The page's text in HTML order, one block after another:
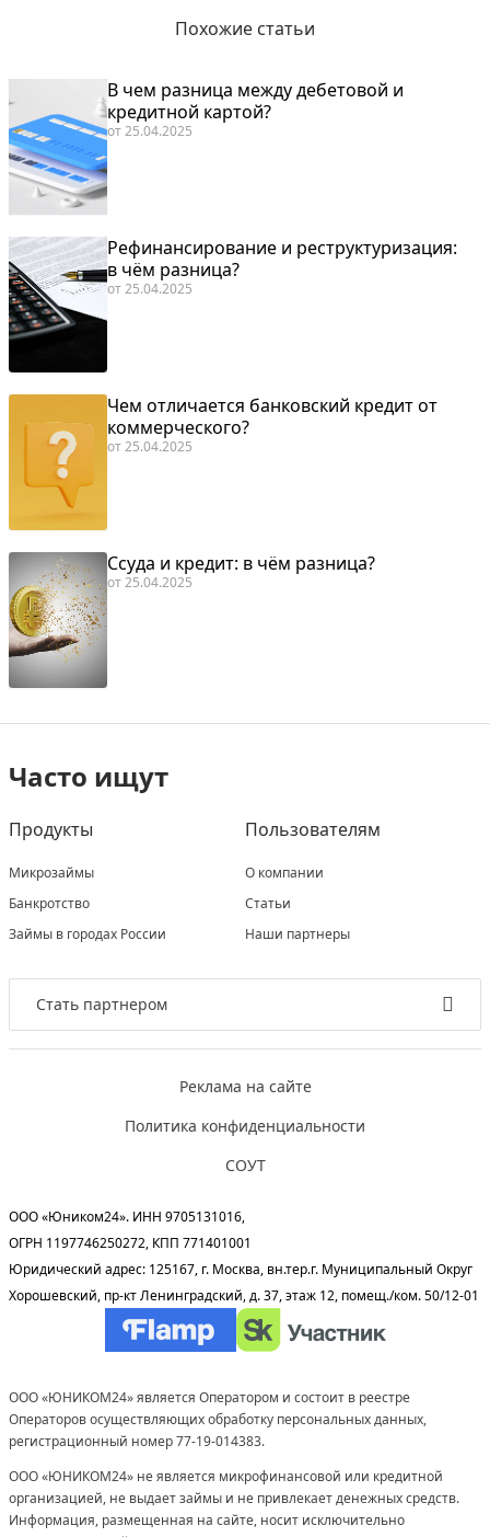
Похожие статьи
В чем разница между дебетовой и
кредитной картой?
от25.04.2025
Рефинансирование и реструктуризация:
в чём разница?
от25.04.2025
Чем отличается банковский кредит от
коммерческого?
от25.04.2025
Ссуда и кредит: в чём разница?
от25.04.2025
Часто ищут
Продукты
Микрозаймы
Банкротство
Займы в городах России
Пользователям
О компании
Статьи
Наши партнеры
Стать партнером
Реклама на сайте
Политика конфиденциальности
СОУТ
ООО «Юником24». ИНН 9705131016,
ОГРН 1197746250272, КПП 771401001
Юридический адрес: 125167, г. Москва, вн.тер.г. Муниципальный Округ
Хорошевский, пр-кт Ленинградский, д. 37, этаж 12, помещ./ком. 50/12-01
ООО «ЮНИКОМ24» является Оператором и состоит в реестре
Операторов осуществляющих обработку персональных данных,
регистрационный номер 77-19-014383.
ООО «ЮНИКОМ24» не является микрофинансовой или кредитной
организацией, не выдает займы и не привлекает денежных средств.
Информация, размещенная на сайте, носит исключительно